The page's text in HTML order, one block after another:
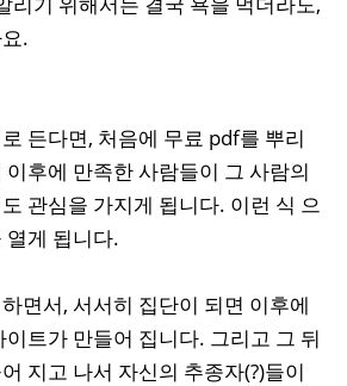
.
든다면, 처음에 무료 pdf를 뿌리
후에 만족한 사람들이 그 사람의
관심을 가지게 됩니다. 이런 식 으
열게 됩니다.
면서, 서서히 집단이 되면 이후에
트가 만들어 집니다. 그리고 그 뒤
지고 나서 자신의 추종자(?)들이